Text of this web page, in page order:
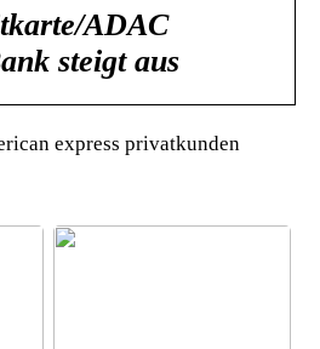
ADAC
steigt aus
express privatkunden